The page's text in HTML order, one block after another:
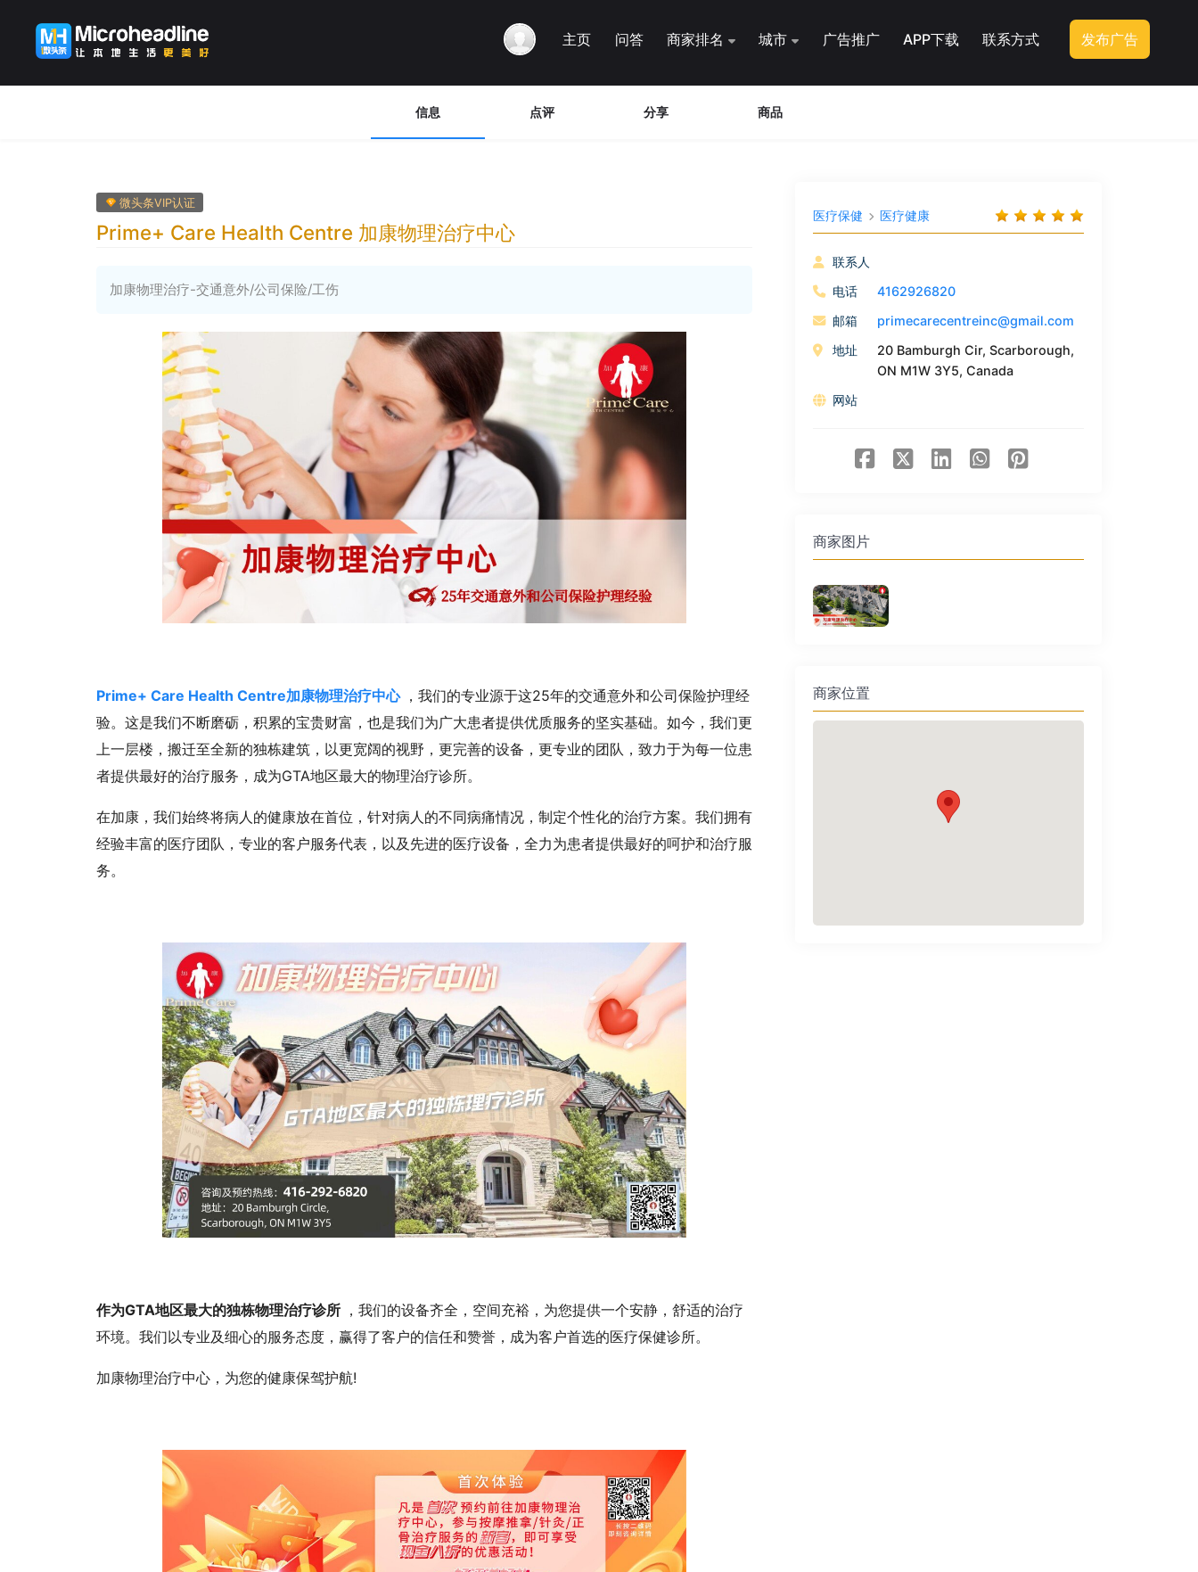
主页 问答 商家排名 城市 广告推广 APP下载 联系方式 发布广告
信息 点评 分享 商品
微头条VIP认证
Prime+ Care Health Centre 加康物理治疗中心
加康物理治疗-交通意外/公司保险/工伤
Prime+ Care Health Centre加康物理治疗中心 ，我们的专业源于这25年的交通意外和公司保险护理经
验。这是我们不断磨砺，积累的宝贵财富，也是我们为广大患者提供优质服务的坚实基础。如今，我们更
上一层楼，搬迁至全新的独栋建筑，以更宽阔的视野，更完善的设备，更专业的团队，致力于为每一位患
者提供最好的治疗服务，成为GTA地区最大的物理治疗诊所。
在加康，我们始终将病人的健康放在首位，针对病人的不同病痛情况，制定个性化的治疗方案。我们拥有
经验丰富的医疗团队，专业的客户服务代表，以及先进的医疗设备，全力为患者提供最好的呵护和治疗服
务。
作为GTA地区最大的独栋物理治疗诊所 ，我们的设备齐全，空间充裕，为您提供一个安静，舒适的治疗
环境。我们以专业及细心的服务态度，赢得了客户的信任和赞誉，成为客户首选的医疗保健诊所。
加康物理治疗中心，为您的健康保驾护航!
医疗保健 医疗健康
联系人
电话
4162926820
邮箱
primecarecentreinc@gmail.com
地址
20 Bamburgh Cir, Scarborough,
ON M1W 3Y5, Canada
网站
商家图片
商家位置